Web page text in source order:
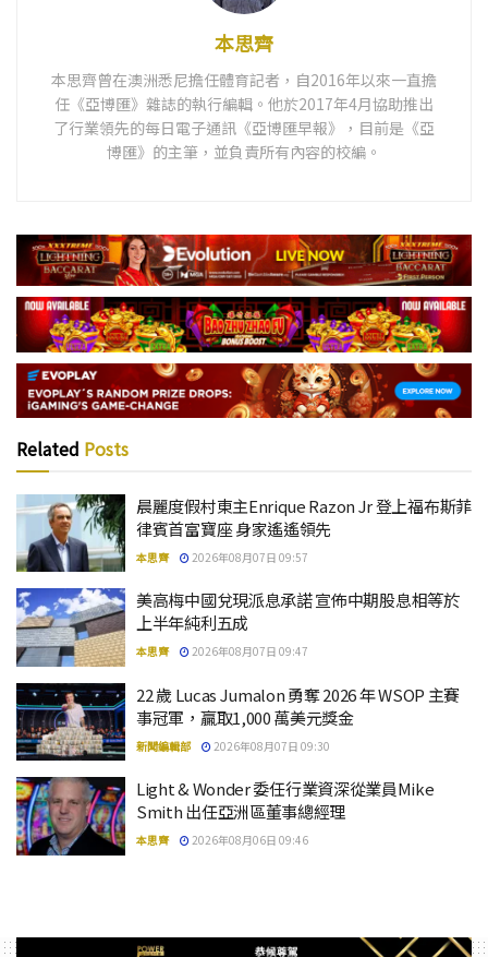
本思齊
本思齊曾在澳洲悉尼擔任體育記者，自2016年以來一直擔
任《亞博匯》雜誌的執行編輯。他於2017年4月協助推出
了行業領先的每日電子通訊《亞博匯早報》，目前是《亞
博匯》的主筆，並負責所有內容的校編。
Related Posts
晨麗度假村東主Enrique Razon Jr 登上福布斯菲
律賓首富寶座 身家遙遙領先
本思齊 2026年08月07日 09:57
美高梅中國兌現派息承諾 宣佈中期股息相等於
上半年純利五成
本思齊 2026年08月07日 09:47
22 歲 Lucas Jumalon 勇奪 2026 年 WSOP 主賽
事冠軍，贏取1,000 萬美元獎金
新聞編輯部 2026年08月07日 09:30
Light & Wonder 委任行業資深從業員Mike
Smith 出任亞洲區董事總經理
本思齊 2026年08月06日 09:46